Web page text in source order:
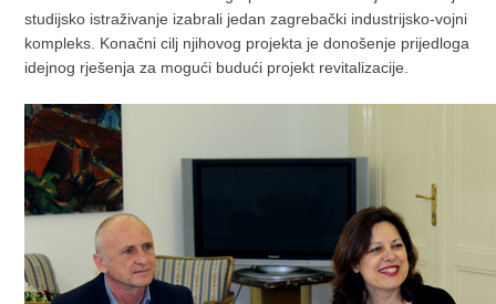
studijsko istraživanje izabrali jedan zagrebački industrijsko-vojni
kompleks. Konačni cilj njihovog projekta je donošenje prijedloga
idejnog rješenja za mogući budući projekt revitalizacije.